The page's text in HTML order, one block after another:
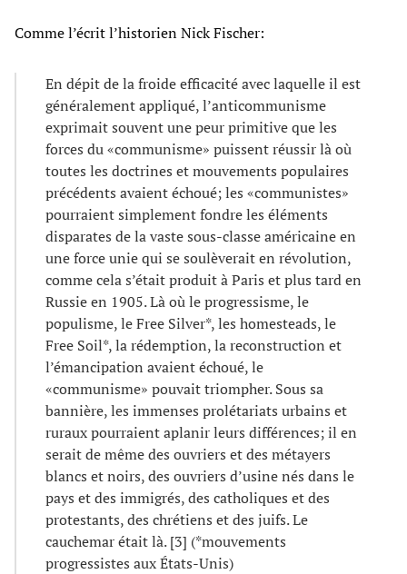
Comme l’écrit l’historien Nick Fischer:
En dépit de la froide efficacité avec laquelle il est
généralement appliqué, l’anticommunisme
exprimait souvent une peur primitive que les
forces du «communisme» puissent réussir là où
toutes les doctrines et mouvements populaires
précédents avaient échoué; les «communistes»
pourraient simplement fondre les éléments
disparates de la vaste sous-classe américaine en
une force unie qui se soulèverait en révolution,
comme cela s’était produit à Paris et plus tard en
Russie en 1905. Là où le progressisme, le
populisme, le Free Silver*, les homesteads, le
Free Soil*, la rédemption, la reconstruction et
l’émancipation avaient échoué, le
«communisme» pouvait triompher. Sous sa
bannière, les immenses prolétariats urbains et
ruraux pourraient aplanir leurs différences; il en
serait de même des ouvriers et des métayers
blancs et noirs, des ouvriers d’usine nés dans le
pays et des immigrés, des catholiques et des
protestants, des chrétiens et des juifs. Le
cauchemar était là. [3] (*mouvements
progressistes aux États-Unis)